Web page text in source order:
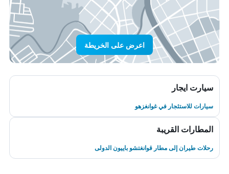
اعرض على الخريطة
سيارت ايجار
سيارات للاستئجار في غوانغزهو
المطارات القريبة
رحلات طيران إلى مطار قوانغتشو باييون الدولى